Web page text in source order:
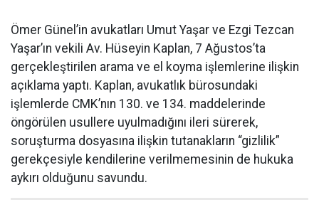
Ömer Günel’in avukatları Umut Yaşar ve Ezgi Tezcan
Yaşar’ın vekili Av. Hüseyin Kaplan, 7 Ağustos’ta
gerçekleştirilen arama ve el koyma işlemlerine ilişkin
açıklama yaptı. Kaplan, avukatlık bürosundaki
işlemlerde CMK’nın 130. ve 134. maddelerinde
öngörülen usullere uyulmadığını ileri sürerek,
soruşturma dosyasına ilişkin tutanakların “gizlilik”
gerekçesiyle kendilerine verilmemesinin de hukuka
aykırı olduğunu savundu.